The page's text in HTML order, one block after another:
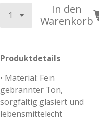
In den
Warenkorb
Produktdetails
• Material: Fein
gebrannter Ton,
sorgfältig glasiert und
lebensmittelecht